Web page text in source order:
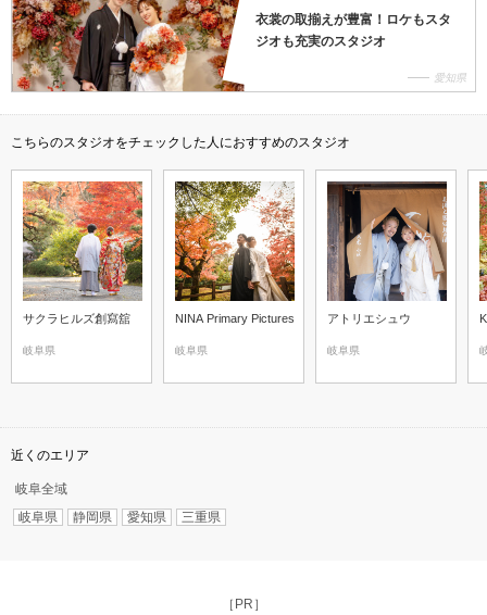
衣裳の取揃えが豊富！ロケもスタ
ジオも充実のスタジオ
愛知県
こちらのスタジオをチェックした人におすすめのスタジオ
サクラヒルズ創寫舘
岐阜県
NINA Primary Pictures
岐阜県
アトリエシュウ
岐阜県
近くのエリア
岐阜全域
岐阜県
静岡県 愛知県 三重県
［PR］